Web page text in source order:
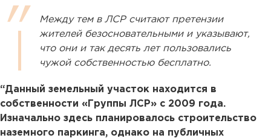
Между тем в ЛСР считают претензии
жителей безосновательными и указывают,
что они и так десять лет пользовались
чужой собственностью бесплатно.
“Данный земельный участок находится в
собственности «Группы ЛСР» с 2009 года.
Изначально здесь планировалось строительство
наземного паркинга, однако на публичных